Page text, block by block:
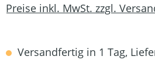
Preise inkl. MwSt. zzgl.
Versandfertig in 1 Tag,